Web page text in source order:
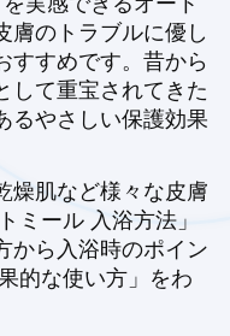
膚のトラブルに優し
すすめです。昔から
して重宝されてきた
るやさしい保護効果
燥肌など様々な皮膚
ミール 入浴方法」
から入浴時のポイン
的な使い方」をわ